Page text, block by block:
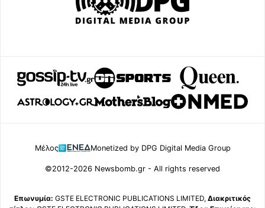
Μέλος Monetized by DPG Digital Media Group
©2012-2026 Newsbomb.gr - All rights reserved
Επωνυμία: GSTE ELECTRONIC PUBLICATIONS LIMITED, Διακριτικός